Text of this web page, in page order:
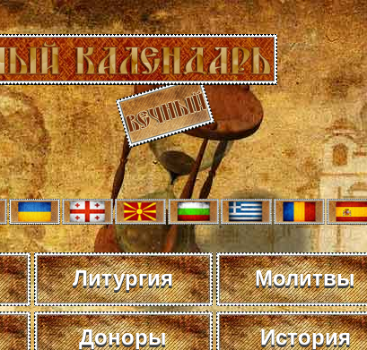
Литургия Молитвы
Доноры История